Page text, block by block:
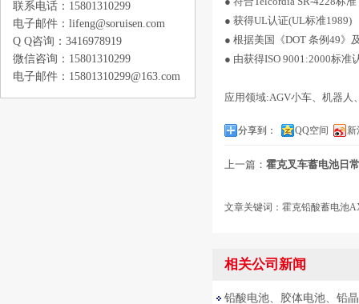
联系电话：15801310299
电子邮件：lifeng@soruisen.com
Q Q咨询：3416978919
微信咨询：15801310299
电子邮件：15801310299@163.com
● 获得UL认证(UL标准1989)
● 根据美国《DOT 条例49》
● 由获得ISO 9001:2000标准
应用领域:AGV小车、机器人
分享到： QQ空间 新
上一篇： 霍克叉车蓄电池日
文章关键词：霍克铅酸蓄电池
相关公司新闻
铅酸电池、胶体电池、铅